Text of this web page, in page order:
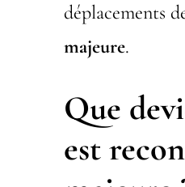
déplacements
majeure.
Que
est